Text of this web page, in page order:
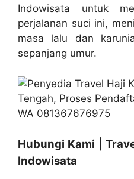
Indowisata untuk
perjalanan suci ini,
masa lalu dan
sepanjang umur.
Hubungi Kami |
Indowisata